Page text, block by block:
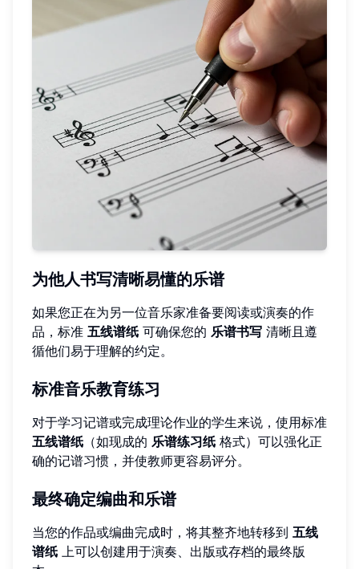
为他人书写清晰易懂的乐谱
如果您正在为另一位音乐家准备要阅读或演奏的作
品，标准 五线谱纸 可确保您的 乐谱书写 清晰且遵
循他们易于理解的约定。
标准音乐教育练习
对于学习记谱或完成理论作业的学生来说，使用标准
五线谱纸 （如现成的 乐谱练习纸 格式）可以强化正
确的记谱习惯，并使教师更容易评分。
最终确定编曲和乐谱
当您的作品或编曲完成时，将其整齐地转移到 五线
谱纸 上可以创建用于演奏、出版或存档的最终版